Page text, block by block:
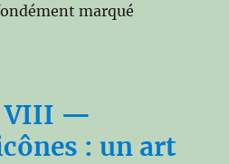
marqué
VIII —
: un art